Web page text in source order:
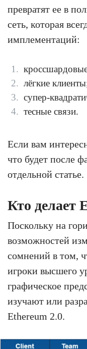
превратят ее в
сеть, которая
имплементаций:
лёгкие
супер-
тесные связи.
Если вам
что будет после
отдельной статье.
Кто делает
Поскольку на
возможностей
сомнений в том,
игроки высшего
графическое
изучают или
Ethereum 2.0.